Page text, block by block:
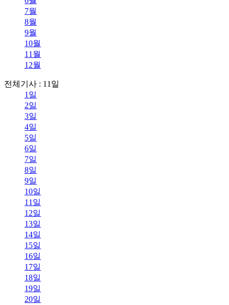
7월
8월
9월
10월
11월
12월
전체기사 : 11일
1일
2일
3일
4일
5일
6일
7일
8일
9일
10일
11일
12일
13일
14일
15일
16일
17일
18일
19일
20일